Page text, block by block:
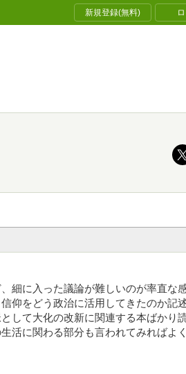
新規登録(無料)
細に入った議論が難しいのが率直な
仰をどう政治に活用してきたのか記
して大化の改新に関連する本ばかり
活に関わる部分も言われてみればよ